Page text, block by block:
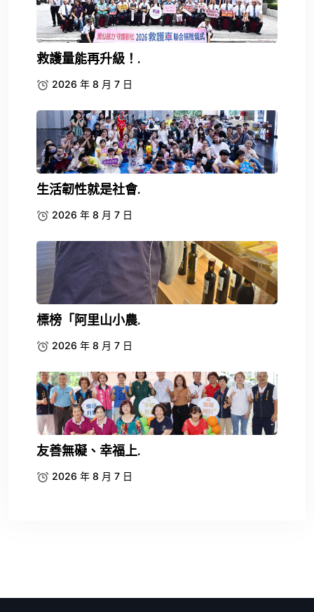
救護量能再升級！.
2026 年 8 月 7 日
生活韌性就是社會.
2026 年 8 月 7 日
標榜「阿里山小農.
2026 年 8 月 7 日
友善無礙、幸福上.
2026 年 8 月 7 日